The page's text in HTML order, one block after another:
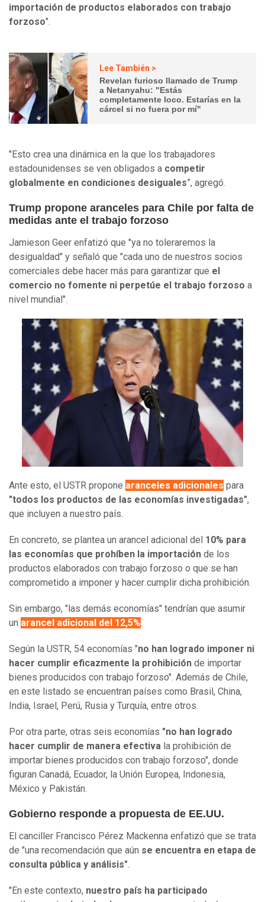
importación de productos elaborados con trabajo
forzoso".
Lee También >
Revelan furioso llamado de Trump
a Netanyahu: "Estás
completamente loco. Estarías en la
cárcel si no fuera por mí"
"Esto crea una dinámica en la que los trabajadores
estadounidenses se ven obligados a competir
globalmente en condiciones desiguales”, agregó.
Trump propone aranceles para Chile por falta de
medidas ante el trabajo forzoso
Jamieson Geer enfatizó que "ya no toleraremos la
desigualdad" y señaló que "cada uno de nuestros socios
comerciales debe hacer más para garantizar que el
comercio no fomente ni perpetúe el trabajo forzoso a
nivel mundial".
Ante esto, el USTR propone aranceles adicionales para
"todos los productos de las economías investigadas",
que incluyen a nuestro país.
En concreto, se plantea un arancel adicional del 10% para
las economías que prohíben la importación de los
productos elaborados con trabajo forzoso o que se han
comprometido a imponer y hacer cumplir dicha prohibición.
Sin embargo, "las demás economías" tendrían que asumir
un arancel adicional del 12,5%.
Según la USTR, 54 economías "no han logrado imponer ni
hacer cumplir eficazmente la prohibición de importar
bienes producidos con trabajo forzoso". Además de Chile,
en este listado se encuentran países como Brasil, China,
India, Israel, Perú, Rusia y Turquía, entre otros.
Por otra parte, otras seis economías "no han logrado
hacer cumplir de manera efectiva la prohibición de
importar bienes producidos con trabajo forzoso", donde
figuran Canadá, Ecuador, la Unión Europea, Indonesia,
México y Pakistán.
Gobierno responde a propuesta de EE.UU.
El canciller Francisco Pérez Mackenna enfatizó que se trata
de "una recomendación que aún se encuentra en etapa de
consulta pública y análisis".
"En este contexto, nuestro país ha participado